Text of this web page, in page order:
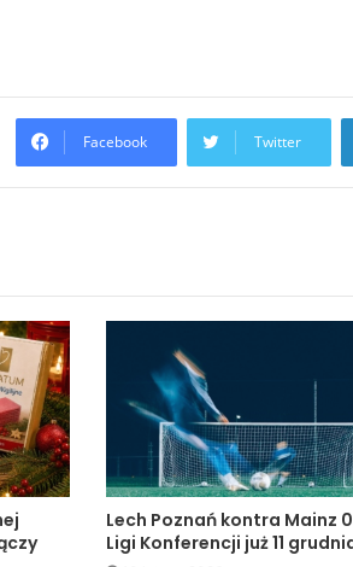
Facebook Twitter
Lech Poznań kontra Mainz
Ligi Konferencji już 11